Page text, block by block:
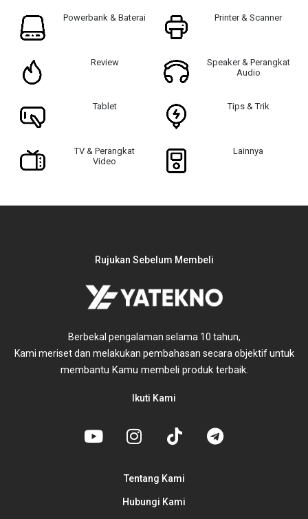
Powerbank & Baterai Printer & Scanner
Review
Speaker & Perangkat
Audio
Tablet Tips & Trik
TV & Perangkat
Video
Lainnya
Rujukan Sebelum Membeli
Berbekal pengalaman selama 10 tahun,
Kami meriset dan melakukan pembahasan secara objektifuntuk
membantu Kamu membeli produk terbaik.
Ikuti Kami
Tentang Kami
Hubungi Kami